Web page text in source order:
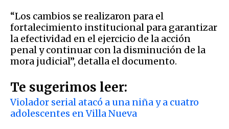
“Los cambios se realizaron para el
fortalecimiento institucional para garantizar
la efectividad en el ejercicio de la acción
penal y continuar con la disminución de la
mora judicial”, detalla el documento.
Te sugerimos leer:
Violador serial atacó a una niña y a cuatro
adolescentes en Villa Nueva